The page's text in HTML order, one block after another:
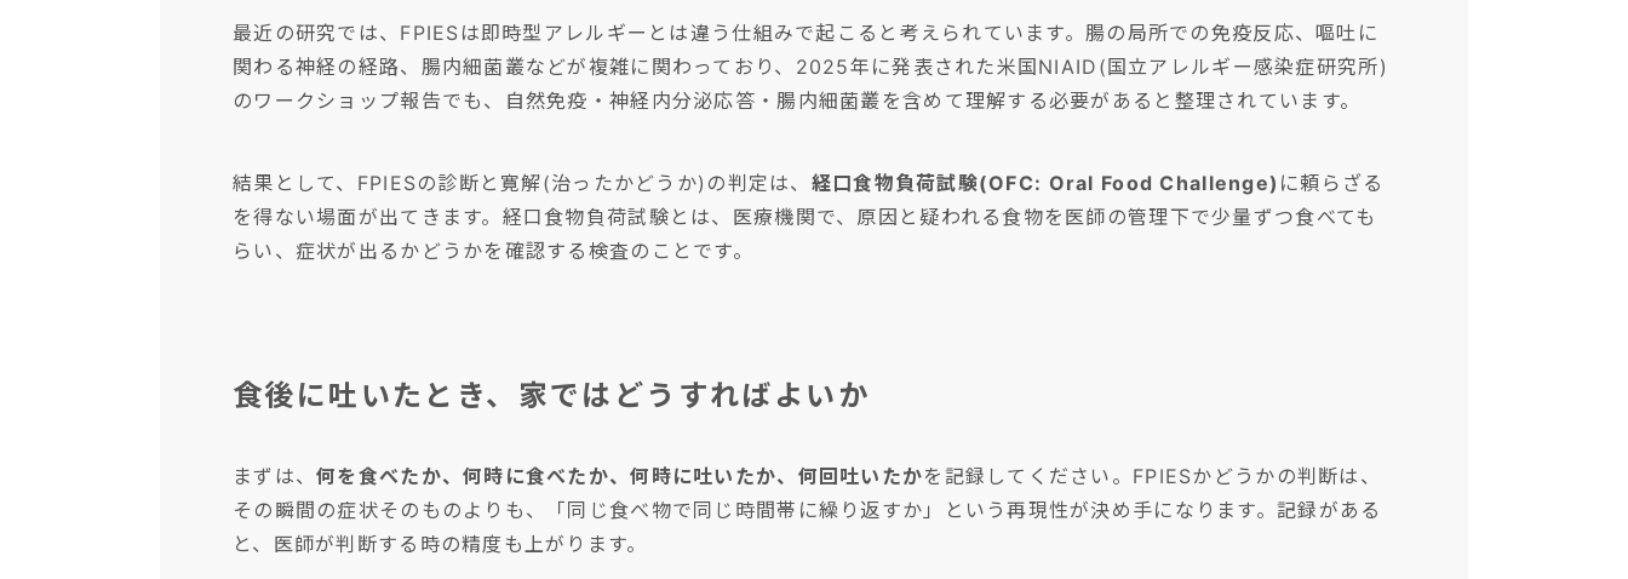
最近の研究では、FPIESは即時型アレルギーとは違う仕組みで起こると考えられています。腸の局所での免疫反応、嘔吐に
関わる神経の経路、腸内細菌叢などが複雑に関わっており、2025年に発表された米国NIAID(国立アレルギー感染症研究所)
のワークショップ報告でも、自然免疫・神経内分泌応答・腸内細菌叢を含めて理解する必要があると整理されています。
結果として、FPIESの診断と寛解(治ったかどうか)の判定は、 経口食物負荷試験(OFC: Oral Food Challenge) に頼らざる
を得ない場面が出てきます。経口食物負荷試験とは、医療機関で、原因と疑われる食物を医師の管理下で少量ずつ食べても
らい、症状が出るかどうかを確認する検査のことです。
食後に吐いたとき、家ではどうすればよいか
まずは、何を食べたか、何時に食べたか、何時に吐いたか、何回吐いたかを記録してください。FPIESかどうかの判断は、
その瞬間の症状そのものよりも、「同じ食べ物で同じ時間帯に繰り返すか」という再現性が決め手になります。記録がある
と、医師が判断する時の精度も上がります。